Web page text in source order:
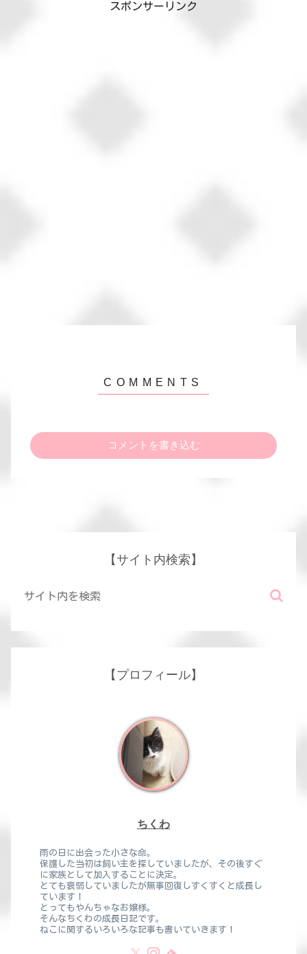
かけました...
スポンサーリンク
コメントを書き込む
【サイト内検索】
【プロフィール】
ちくわ
雨の日に出会った小さな命。
保護した当初は飼い主を探していましたが、その後すぐ
に家族として加入することに決定。
とても衰弱していましたが無事回復しすくすくと成長し
ています！
とってもやんちゃなお嬢様。
そんなちくわの成長日記です。
ねこに関するいろいろな記事も書いていきます！